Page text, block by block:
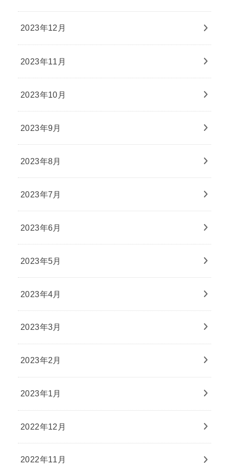
2023年12月
2023年11月
2023年10月
2023年9月
2023年8月
2023年7月
2023年6月
2023年5月
2023年4月
2023年3月
2023年2月
2023年1月
2022年12月
2022年11月